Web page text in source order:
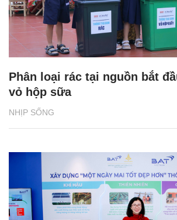
NHỊP SỐNG
Phân loại rác tại nguồn bắt
vỏ hộp sữa